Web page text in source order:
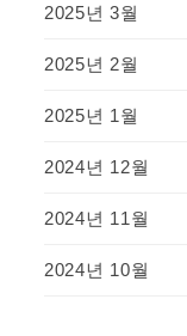
2025년 3월
2025년 2월
2025년 1월
2024년 12월
2024년 11월
2024년 10월